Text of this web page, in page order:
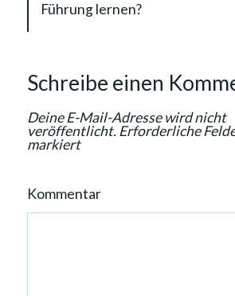
i
n
Führung lernen?
Schreibe einen
Deine E-Mail-Adresse wird nicht
veröffentlicht. Erforderliche
markiert
Kommentar